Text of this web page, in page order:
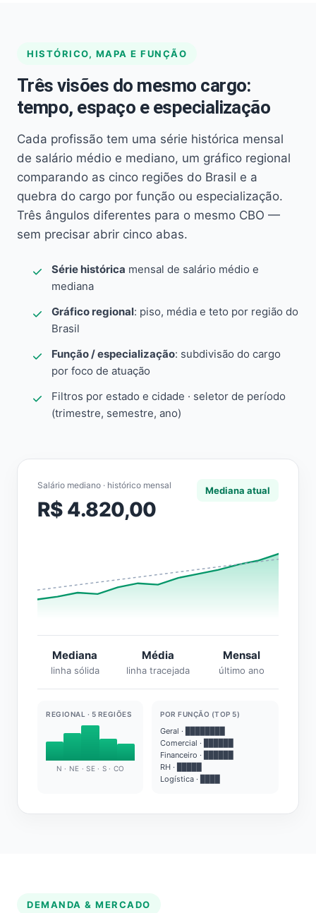
HISTÓRICO, MAPA E FUNÇÃO
Três visões do mesmo cargo:
tempo, espaço e especialização
Cada profissão tem uma série histórica mensal
de salário médio e mediano, um gráfico regional
comparando as cinco regiões do Brasil e a
quebra do cargo por função ou especialização.
Três ângulos diferentes para o mesmo CBO —
sem precisar abrir cinco abas.
Série histórica mensal de salário médio e
mediana
Gráfico regional: piso, média e teto por região do
Brasil
Função / especialização: subdivisão do cargo
por foco de atuação
Filtros por estado e cidade · seletor de período
(trimestre, semestre, ano)
Salário mediano · histórico mensal
R$ 4.820,00
Mediana atual
Mediana
linha sólida
Média
linha tracejada
Mensal
último ano
REGIONAL · 5 REGIÕES
N · NE · SE · S · CO
POR FUNÇÃO (TOP 5)
Geral · ████████
Comercial · ██████
Financeiro · ██████
RH · █████
Logística · ████
DEMANDA & MERCADO